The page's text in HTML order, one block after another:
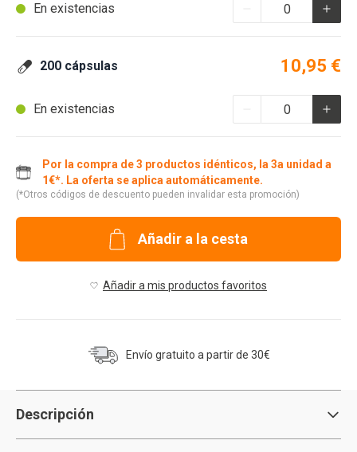
En existencias
200 cápsulas 10,95 €
En existencias
Por la compra de 3 productos idénticos, la 3a unidad a
1€*. La oferta se aplica automáticamente.
(*Otros códigos de descuento pueden invalidar esta promoción)
Añadir a la cesta
Añadir a mis productos favoritos
Envío gratuito a partir de 30€
Descripción